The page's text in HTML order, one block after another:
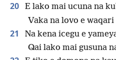
20
E lako mai ucuna na
Vaka na lovo e waqari
21
Na kena icegu e
Qai lako mai gusuna